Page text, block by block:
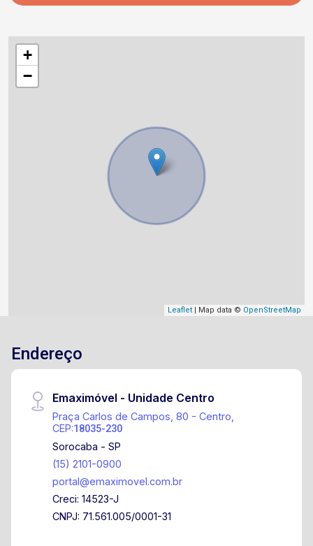
+
−
Leaflet | Map data © OpenStreetMap
Endereço
Emaximóvel - Unidade Centro
Praça Carlos de Campos, 80 - Centro,
CEP:18035-230
Sorocaba - SP
(15) 2101-0900
portal@emaximovel.com.br
Creci: 14523-J
CNPJ: 71.561.005/0001-31